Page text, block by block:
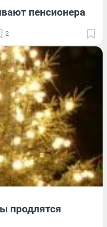
пенсионера
2
продлятся